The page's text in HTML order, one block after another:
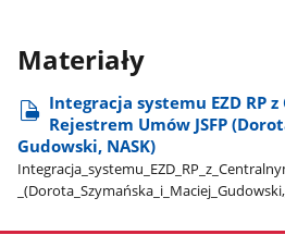
Materiały
Integracja systemu EZD RP
Rejestrem Umów JSFP
Gudowski, NASK)